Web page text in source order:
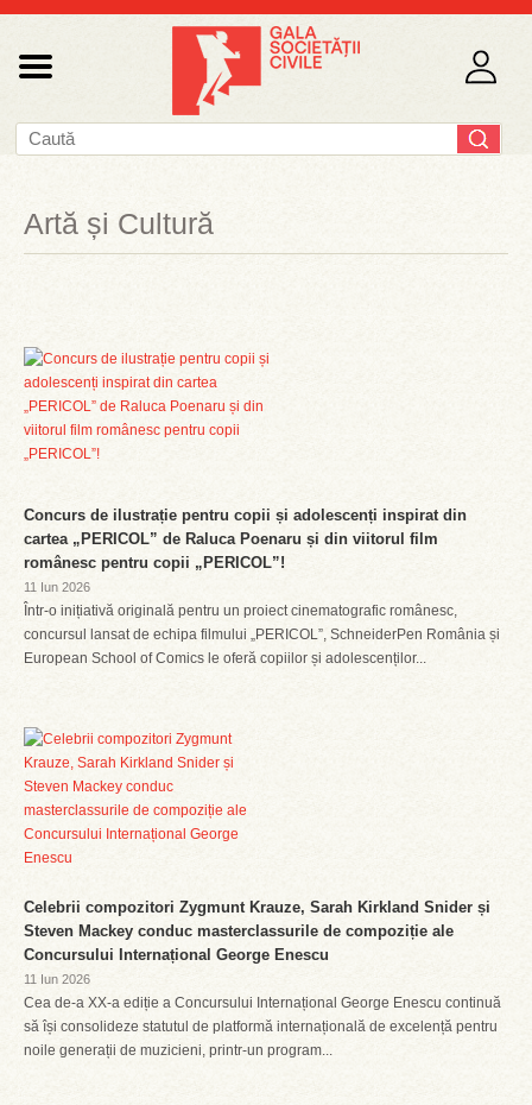
Artă și Cultură
Concurs de ilustrație pentru copii și adolescenți inspirat din
cartea „PERICOL” de Raluca Poenaru și din viitorul film
românesc pentru copii „PERICOL”!
11 Iun 2026
Într-o inițiativă originală pentru un proiect cinematografic românesc,
concursul lansat de echipa filmului „PERICOL”, SchneiderPen România și
European School of Comics le oferă copiilor și adolescenților...
Celebrii compozitori Zygmunt Krauze, Sarah Kirkland Snider și
Steven Mackey conduc masterclassurile de compoziție ale
Concursului Internațional George Enescu
11 Iun 2026
Cea de-a XX-a ediție a Concursului Internațional George Enescu continuă
să își consolideze statutul de platformă internațională de excelență pentru
noile generații de muzicieni, printr-un program...